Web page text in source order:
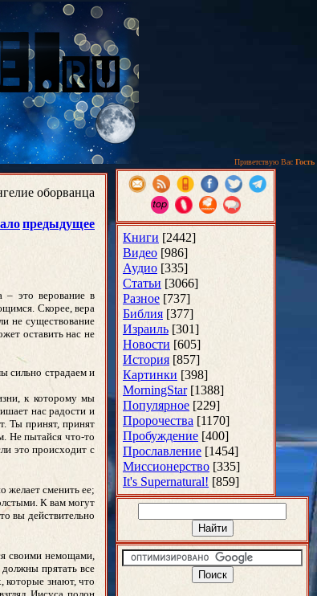
Приветствую Вас Гость
оборванца
предыдущее
– это верование в
Скорее, вера
не существование
оставить нас не
сильно страдаем и
к которому мы
нас радости и
Ты принят, принят
Не пытайся что-то
это происходит с
желает сменить ее;
К вам могут
вы действительно
своими немощами,
прятать все
которые знают, что
Книги [2442]
Видео [986]
Аудио [335]
Статьи [3066]
Разное [737]
Библия [377]
Израиль [301]
Новости [605]
История [857]
Картинки [398]
MorningStar [1388]
Популярное [229]
Пророчества [1170]
Пробуждение [400]
Прославление [1454]
Миссионерство [335]
It's Supernatural! [859]